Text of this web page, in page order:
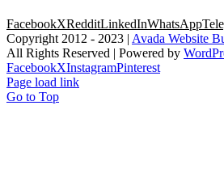
FacebookXRedditLinkedInWhatsApp
Copyright 2012 - 2023 | Avada Website
All Rights Reserved | Powered by
FacebookXInstagramPinterest
Page load link
Go to Top